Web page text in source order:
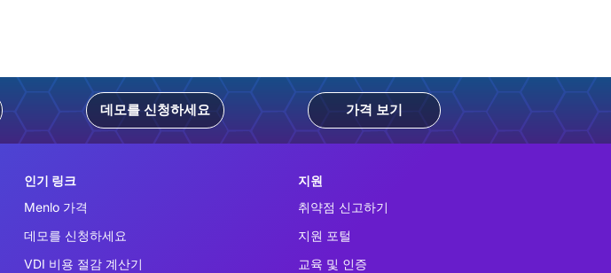
데모를 신청하세요 가격 보기
인기 링크
Menlo 가격
데모를 신청하세요
VDI 비용 절감 계산기
지원
취약점 신고하기
지원 포털
교육 및 인증